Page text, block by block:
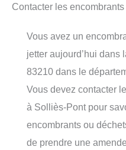
Contacter les
Vous avez un
jetter aujourd’hui dans
83210 dans le
Vous devez contacter
à Solliès-Pont pour
encombrants ou
de prendre une